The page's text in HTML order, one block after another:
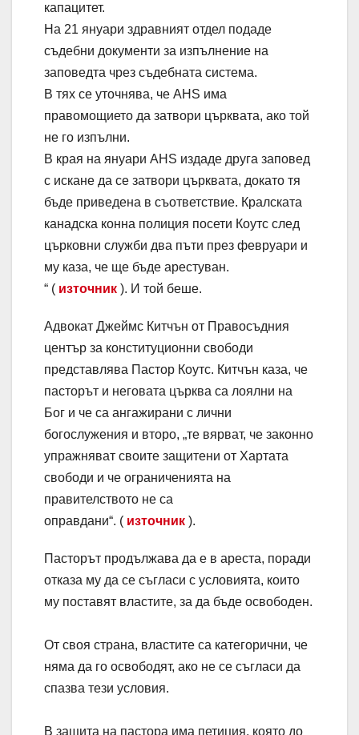
капацитет.
На 21 януари здравният отдел подаде
съдебни документи за изпълнение на
заповедта чрез съдебната система.
В тях се уточнява, че AHS има
правомощието да затвори църквата, ако той
не го изпълни.
В края на януари AHS издаде друга заповед
с искане да се затвори църквата, докато тя
бъде приведена в съответствие. Кралската
канадска конна полиция посети Коутс след
църковни служби два пъти през февруари и
му каза, че ще бъде арестуван.
“ ( източник ). И той беше.
Адвокат Джеймс Китчън от Правосъдния
център за конституционни свободи
представлява Пастор Коутс. Китчън каза, че
пасторът и неговата църква са лоялни на
Бог и че са ангажирани с лични
богослужения и второ, „те вярват, че законно
упражняват своите защитени от Хартата
свободи и че ограниченията на
правителството не са
оправдани“. ( източник ).
Пасторът продължава да е в ареста, поради
отказа му да се съгласи с условията, които
му поставят властите, за да бъде освободен.
От своя страна, властите са категорични, че
няма да го освободят, ако не се съгласи да
спазва тези условия.
В защита на пастора има петиция, която до